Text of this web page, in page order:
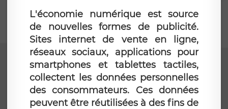
L'économie numérique est source
de nouvelles formes de publicité.
Sites internet de vente en ligne,
réseaux sociaux, applications pour
smartphones et tablettes tactiles,
collectent les données personnelles
des consommateurs. Ces données
peuvent être réutilisées à des fins de